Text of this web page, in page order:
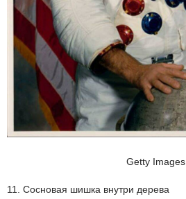
Getty Images
11. Сосновая шишка внутри дерева